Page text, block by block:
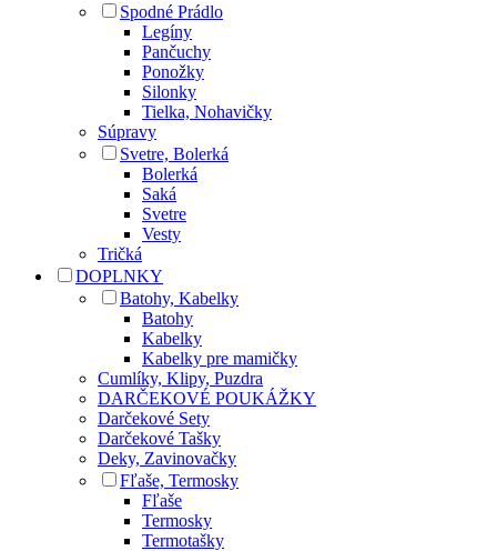
Spodné Prádlo
Legíny
Pančuchy
Ponožky
Silonky
Tielka, Nohavičky
Súpravy
Svetre, Bolerká
Bolerká
Saká
Svetre
Vesty
Tričká
DOPLNKY
Batohy, Kabelky
Batohy
Kabelky
Kabelky pre mamičky
Cumlíky, Klipy, Puzdra
DARČEKOVÉ POUKÁŽKY
Darčekové Sety
Darčekové Tašky
Deky, Zavinovačky
Fľaše, Termosky
Fľaše
Termosky
Termotašky